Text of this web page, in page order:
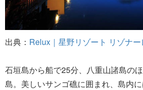
出典： Relux｜星野リゾート リゾナ
石垣島から船で25分、八重山諸島の
島。美しいサンゴ礁に囲まれ、島内